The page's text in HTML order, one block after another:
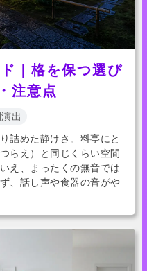
｜格を保つ選び
注意点
出
詰めた静けさ。料亭にと
らえ）と同じくらい空間
え、まったくの無音では
、話し声や食器の音がや